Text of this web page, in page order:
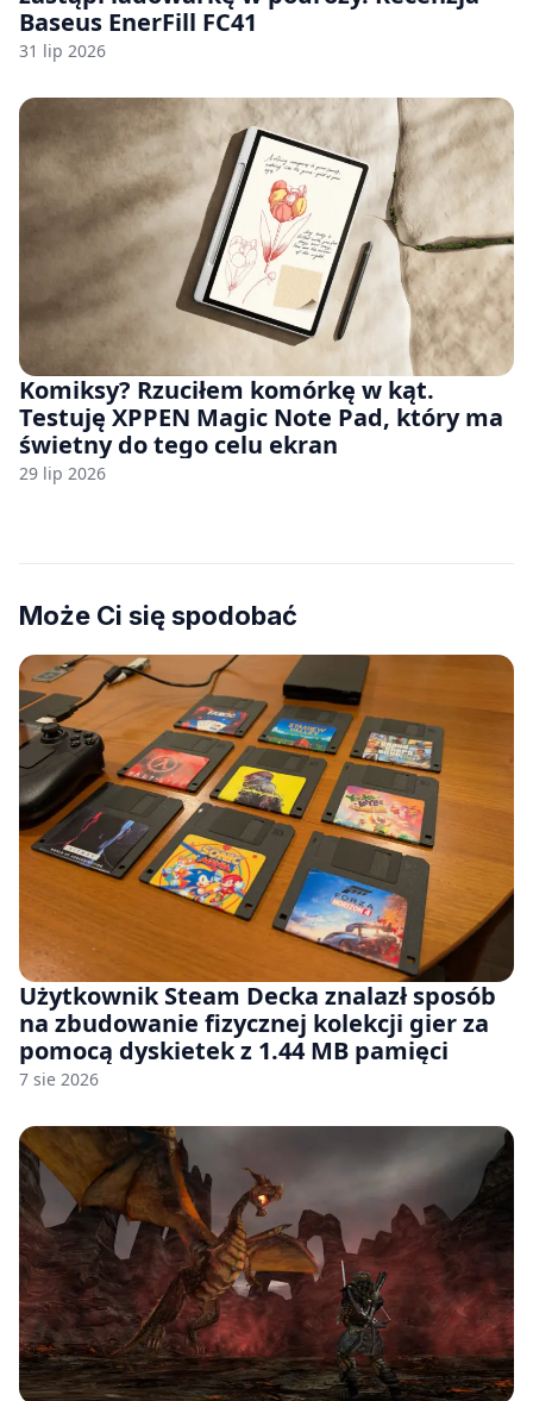
Baseus EnerFill FC41
31 lip 2026
Komiksy? Rzuciłem komórkę w kąt.
Testuję XPPEN Magic Note Pad, który ma
świetny do tego celu ekran
29 lip 2026
Może Ci się spodobać
Użytkownik Steam Decka znalazł sposób
na zbudowanie fizycznej kolekcji gier za
pomocą dyskietek z 1.44 MB pamięci
7 sie 2026